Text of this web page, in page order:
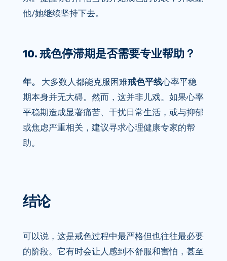
他/她继续坚持下去。
10. 戒色停滞期是否需要专业帮助？
年。 大多数人都能克服困难戒色平线心率平稳
期本身并无大碍。然而，这并非儿戏。如果心率
平稳期造成显著痛苦、干扰日常生活，或与抑郁
或焦虑严重相关，建议寻求心理健康专家的帮
助。
结论
可以说，这是戒色过程中最严格但也往往最必要
的阶段。它有时会让人感到不舒服和害怕，甚至